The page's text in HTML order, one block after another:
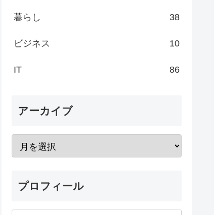
暮らし 38
ビジネス 10
IT 86
アーカイブ
プロフィール